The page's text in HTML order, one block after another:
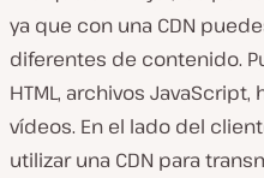
ya que con una CDN
diferentes de contenido.
HTML, archivos
vídeos. En el lado del
utilizar una CDN para